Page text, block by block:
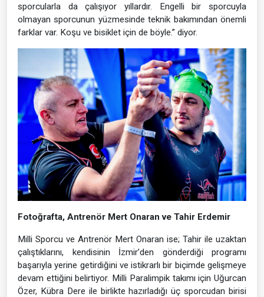
sporcularla da çalışıyor yıllardır. Engelli bir sporcuyla
olmayan sporcunun yüzmesinde teknik bakımından önemli
farklar var. Koşu ve bisiklet için de böyle.” diyor.
Fotoğrafta, Antrenör Mert Onaran ve Tahir Erdemir
Milli Sporcu ve Antrenör Mert Onaran ise; Tahir ile uzaktan
çalıştıklarını, kendisinin İzmir’den gönderdiği programı
başarıyla yerine getirdiğini ve istikrarlı bir biçimde gelişmeye
devam ettiğini belirtiyor. Milli Paralimpik takımı için Uğurcan
Özer, Kübra Dere ile birlikte hazırladığı üç sporcudan birisi